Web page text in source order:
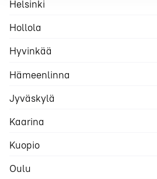
Helsinki
Hollola
Hyvinkää
Hämeenlinna
Jyväskylä
Kaarina
Kuopio
Oulu